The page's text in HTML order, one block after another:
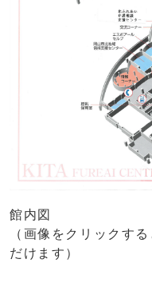
館内図
（画像をクリックす
だけます）